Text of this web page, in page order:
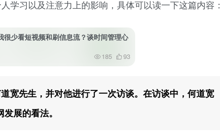
学习以及注意力上的影响，具体可以读一下这篇内容：
很少看短视频和刷信息流？谈时间管理心
185 93
宽先生，并对他进行了一次访谈。在访谈中，何道宽
展的看法。